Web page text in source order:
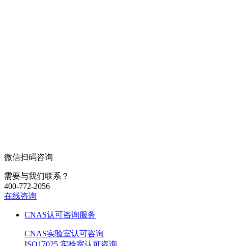
微信扫码咨询
需要与我们联系？
400-772-2056
在线咨询
CNAS认可咨询服务
CNAS实验室认可咨询